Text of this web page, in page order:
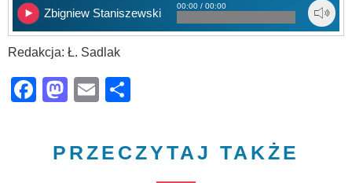
Zbigniew Staniszewski
00:00 / 00:00
Redakcja: Ł. Sadlak
Facebook
Mastodon
Email
PRZECZYTAJ TAKŻE